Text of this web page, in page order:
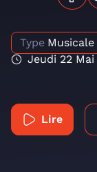
Type Musicale
Jeudi 22 Mai
Lire